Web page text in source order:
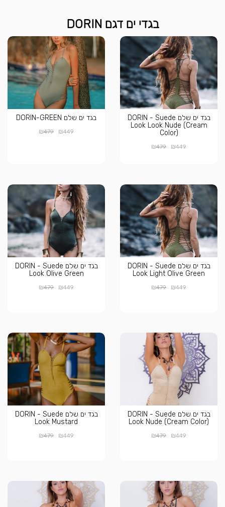
בגדי ים דגם DORIN
בגד ים שלם DORIN - Suede
Look Look Nude (Cream
Color)
₪449
₪479
בגד ים שלם DORIN-GREEN
₪449
₪479
בגד ים שלם DORIN - Suede
Look Light Olive Green
₪449
₪479
בגד ים שלם DORIN - Suede
Look Olive Green
₪449
₪479
בגד ים שלם DORIN - Suede
Look Nude (Cream Color)
₪449
₪479
בגד ים שלם DORIN - Suede
Look Mustard
₪449
₪479